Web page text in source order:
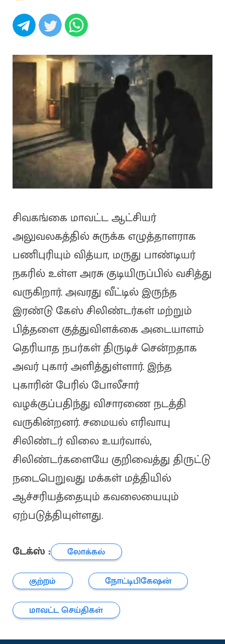
சிவகங்கை மாவட்ட ஆட்சியர்
அலுவலகத்தில் சுருக்க எழுத்தாளராக
பணிபுரியும் வித்யா, மருது பாண்டியர்
நகரில் உள்ள அரசு குடியிருப்பில் வசித்து
வருகிறார். அவரது வீட்டில் இருந்த
இரண்டு கேஸ் சிலிண்டர்கள் மற்றும்
பித்தளை குத்துவிளக்கை அடையாளம்
தெரியாத நபர்கள் திருடிச் சென்றதாக
அவர் புகார் அளித்துள்ளார். இந்த
புகாரின் பேரில் போலீசார்
வழக்குப்பதிந்து விசாரணை நடத்தி
வருகின்றனர். சமையல் எரிவாயு
சிலிண்டர் விலை உயர்வால்,
சிலிண்டர்களையே குறிவைத்து திருட்டு
நடைபெறுவது மக்கள் மத்தியில்
ஆச்சரியத்தையும் கவலையையும்
ஏற்படுத்தியுள்ளது.
டேக்ஸ் :
லோக்கல்
குற்றம்
நோட்டிபிகேஷன்
மாவட்ட செய்திகள்